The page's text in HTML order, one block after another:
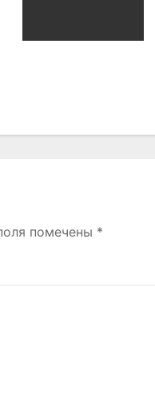
помечены *